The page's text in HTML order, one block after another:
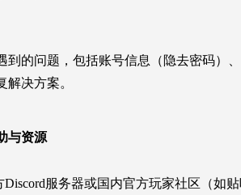
的问题，包括账号信息（隐去密码）
解决方案。
与资源
服务器或国内官方玩家社区（如